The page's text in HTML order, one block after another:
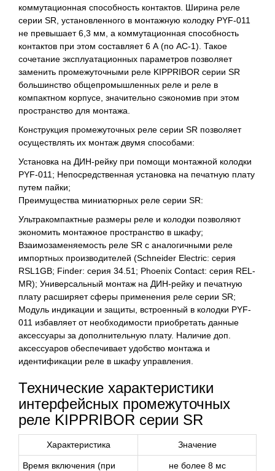
коммутационная способность контактов. Ширина реле
серии SR, установленного в монтажную колодку PYF-011
не превышает 6,3 мм, а коммутационная способность
контактов при этом составляет 6 А (по AC-1). Такое
сочетание эксплуатационных параметров позволяет
заменить промежуточными реле KIPPRIBOR серии SR
большинство общепромышленных реле и реле в
компактном корпусе, значительно сэкономив при этом
пространство для монтажа.
Конструкция промежуточных реле серии SR позволяет
осуществлять их монтаж двумя способами:
Установка на ДИН-рейку при помощи монтажной колодки
PYF-011; Непосредственная установка на печатную плату
путем пайки;
Преимущества миниатюрных реле серии SR:
Ультракомпактные размеры реле и колодки позволяют
экономить монтажное пространство в шкафу;
Взаимозаменяемость реле SR с аналогичными реле
импортных производителей (Schneider Electric: серия
RSL1GB; Finder: серия 34.51; Phoenix Contact: серия REL-
MR); Универсальный монтаж на ДИН-рейку и печатную
плату расширяет сферы применения реле серии SR;
Модуль индикации и защиты, встроенный в колодки PYF-
011 избавляет от необходимости приобретать данные
аксессуары за дополнительную плату. Наличие доп.
аксессуаров обеспечивает удобство монтажа и
идентификации реле в шкафу управления.
Технические характеристики
интерфейсных промежуточных
реле KIPPRIBOR серии SR
Характеристика Значение
Время включения (при
не более 8 мс